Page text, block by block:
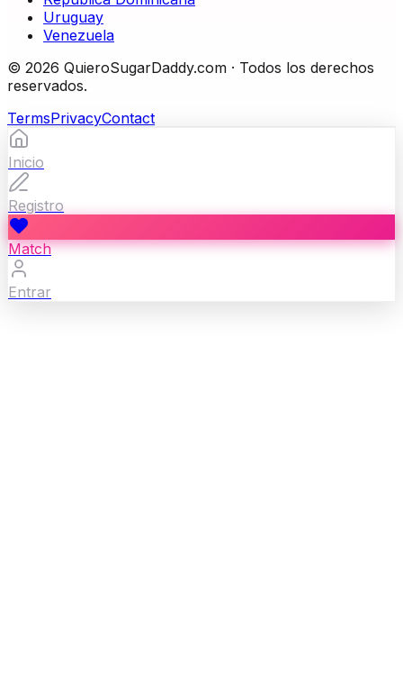
Uruguay
Venezuela
© 2026 QuieroSugarDaddy.com · Todos los derechos
reservados.
TermsPrivacyContact
Inicio
Registro
Match
Entrar